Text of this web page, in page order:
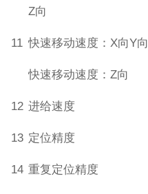
Z向
11 快速移动速度：X向Y向
快速移动速度：Z向
12 进给速度
13 定位精度
14 重复定位精度